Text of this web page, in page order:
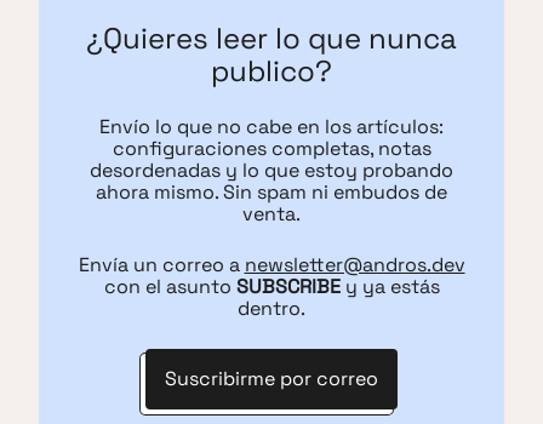
¿Quieres leer lo que nunca
publico?
Envío lo que no cabe en los artículos:
configuraciones completas, notas
desordenadas y lo que estoy probando
ahora mismo. Sin spam ni embudos de
venta.
Envía un correo a newsletter@andros.dev
con el asunto SUBSCRIBEy ya estás
dentro.
Suscribirme por correo